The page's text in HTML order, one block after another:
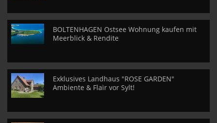
BOLTENHAGEN Ostsee Wohnung kaufen mit
Meerblick & Rendite
Exklusives Landhaus "ROSE GARDEN"
Ambiente & Flair vor Sylt!